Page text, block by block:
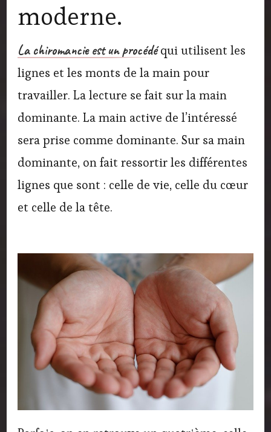
moderne.
La chiromancie est un procédéqui utilisent les
lignes et les monts de la main pour
travailler. La lecture se fait sur la main
dominante. La main active de l’intéressé
sera prise comme dominante. Sur sa main
dominante, on fait ressortir les différentes
lignes que sont : celle de vie, celle du cœur
et celle de la tête.